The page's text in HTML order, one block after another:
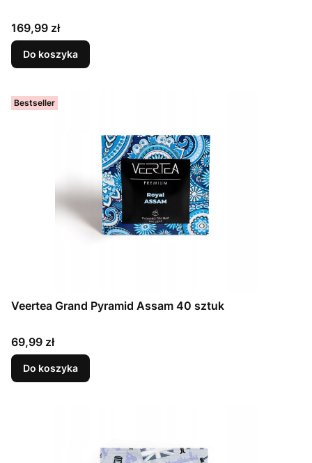
Cena
169,99 zł
Do koszyka
Bestseller
Veertea Grand Pyramid Assam 40 sztuk
Cena
69,99 zł
Do koszyka